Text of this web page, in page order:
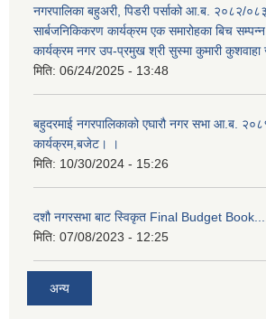
नगरपालिका बहुअरी, पिडरी पर्साको आ.ब. २०८२/
सार्बजनिकिकरण कार्यक्रम एक समारोहका बिच
कार्यक्रम नगर उप-प्रमुख श्री सुस्मा कुमारी
मिति: 06/24/2025 - 13:48
बहुदरमाई नगरपालिकाको एघारौ नगर सभा आ.ब.
कार्यक्रम,बजेट। ।
मिति: 10/30/2024 - 15:26
दशौ नगरसभा बाट स्विकृत Final Budget
मिति: 07/08/2023 - 12:25
अन्य